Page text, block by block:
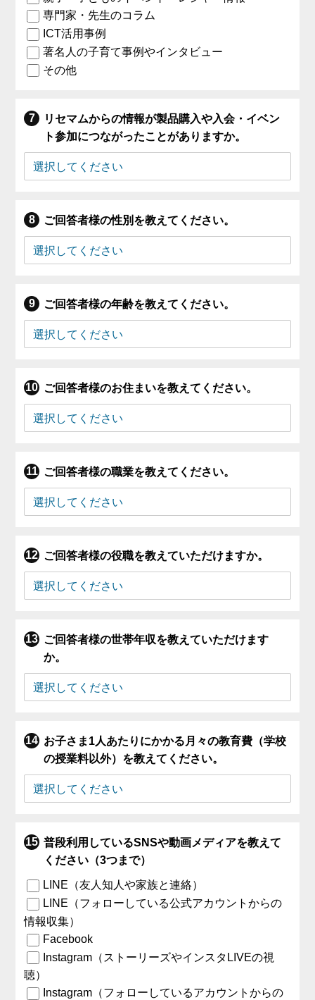
専門家・先生のコラム
ICT活用事例
著名人の子育て事例やインタビュー
その他
リセマムからの情報が製品購入や入会・イベン
ト参加につながったことがありますか。
ご回答者様の性別を教えてください。
ご回答者様の年齢を教えてください。
ご回答者様のお住まいを教えてください。
ご回答者様の職業を教えてください。
ご回答者様の役職を教えていただけますか。
ご回答者様の世帯年収を教えていただけます
か。
お子さま1人あたりにかかる月々の教育費（学校
の授業料以外）を教えてください。
普段利用しているSNSや動画メディアを教えて
ください（3つまで）
LINE（友人知人や家族と連絡）
LINE（フォローしている公式アカウントからの
情報収集）
Facebook
Instagram（ストーリーズやインスタLIVEの視
聴）
Instagram（フォローしているアカウントからの